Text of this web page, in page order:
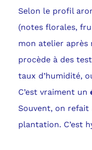
Selon le profil
(notes florales,
mon atelier après
procède à des
taux d’humidité,
C’est vraiment un
Souvent, on refait
plantation. C’est